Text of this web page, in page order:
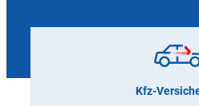
Kfz-